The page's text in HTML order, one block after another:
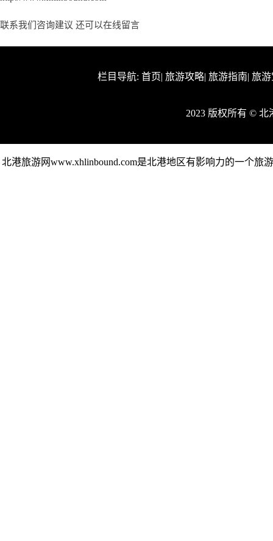
联系我们咨询建议 还可以在线留言
栏目导航: 首页| 旅游攻略| 旅游指南| 旅
2023 版权所有 ©
北港旅游网www.xhlinbound.com是北港地区有影响力的一个